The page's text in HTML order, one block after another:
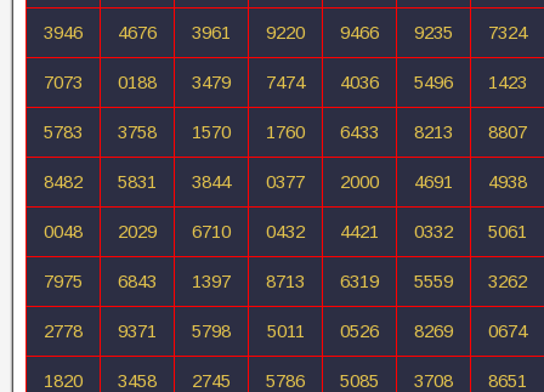
3946 4676 3961 9220 9466 9235 7324
7073 0188 3479 7474 4036 5496 1423
5783 3758 1570 1760 6433 8213 8807
8482 5831 3844 0377 2000 4691 4938
0048 2029 6710 0432 4421 0332 5061
7975 6843 1397 8713 6319 5559 3262
2778 9371 5798 5011 0526 8269 0674
1820 3458 2745 5786 5085 3708 8651